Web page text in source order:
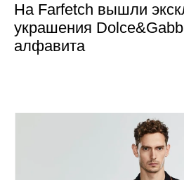
На Farfetch вышли
украшения
алфавита